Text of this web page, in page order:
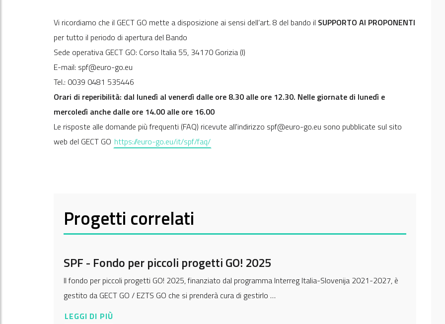
Vi ricordiamo che il GECT GO mette a disposizione ai sensi dell’art. 8 del bando il SUPPORTO AI PROPONENTI
per tutto il periodo di apertura del Bando
Sede operativa GECT GO: Corso Italia 55, 34170 Gorizia (I)
E-mail: spf@euro-go.eu
Tel.: 0039 0481 535446
Orari di reperibilità: dal lunedì al venerdì dalle ore 8.30 alle ore 12.30. Nelle giornate di lunedì e
mercoledì anche dalle ore 14.00 alle ore 16.00
Le risposte alle domande più frequenti (FAQ) ricevute all'indirizzo spf@euro-go.eu sono pubblicate sul sito
web del GECT GO https://euro-go.eu/it/spf/faq/
Progetti correlati
SPF - Fondo per piccoli progetti GO! 2025
Il fondo per piccoli progetti GO! 2025, finanziato dal programma Interreg Italia-Slovenija 2021-2027, è
gestito da GECT GO / EZTS GO che si prenderà cura di gestirlo …
LEGGI DI PIÙ